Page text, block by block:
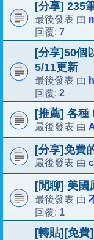
[分享] 235
最後發表 由
回覆: 7
[分享]50個
5/11更新
最後發表 由
回覆: 2
[推薦] 各種
最後發表 由
[分享]免費
最後發表 由
[閒聊] 美國
最後發表 由
回覆: 1
[轉貼][免費